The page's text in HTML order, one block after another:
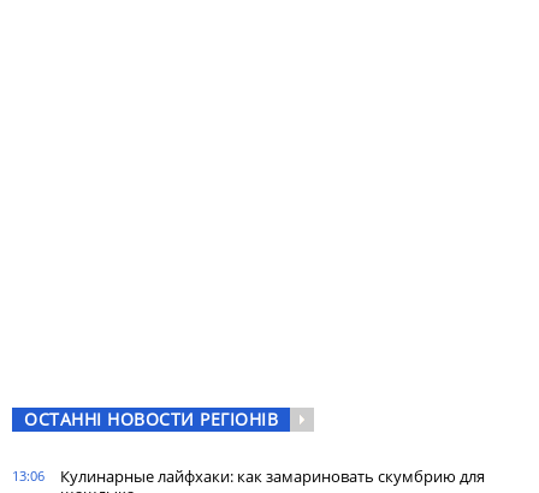
ОСТАННІ НОВОСТИ РЕГІОНІВ
13:06
Кулинарные лайфхаки: как замариновать скумбрию для